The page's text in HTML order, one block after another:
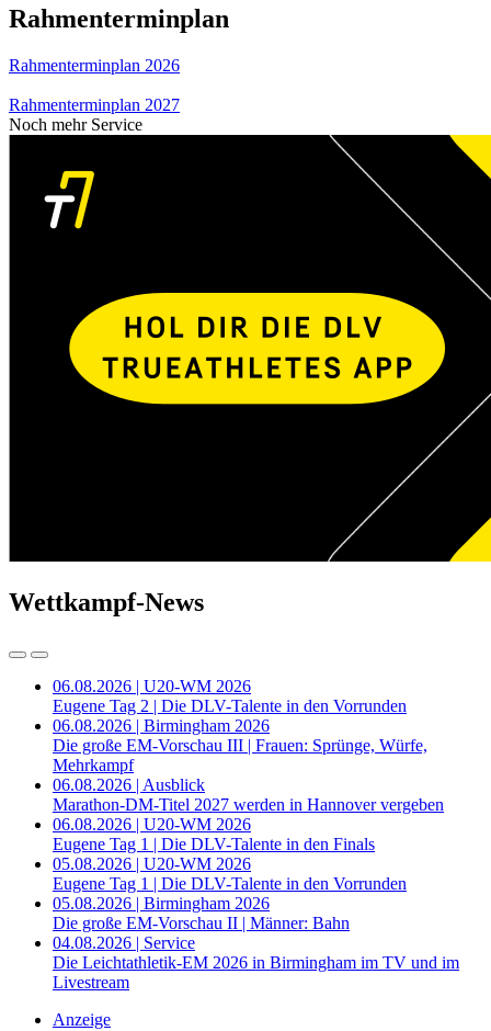
Rahmenterminplan
Rahmenterminplan 2026
Rahmenterminplan 2027
Noch mehr Service
Wettkampf-News
06.08.2026 | U20-WM 2026
Eugene Tag 2 | Die DLV-Talente in den Vorrunden
06.08.2026 | Birmingham 2026
Die große EM-Vorschau III | Frauen: Sprünge, Würfe,
Mehrkampf
06.08.2026 | Ausblick
Marathon-DM-Titel 2027 werden in Hannover vergeben
06.08.2026 | U20-WM 2026
Eugene Tag 1 | Die DLV-Talente in den Finals
05.08.2026 | U20-WM 2026
Eugene Tag 1 | Die DLV-Talente in den Vorrunden
05.08.2026 | Birmingham 2026
Die große EM-Vorschau II | Männer: Bahn
04.08.2026 | Service
Die Leichtathletik-EM 2026 in Birmingham im TV und im
Livestream
Anzeige